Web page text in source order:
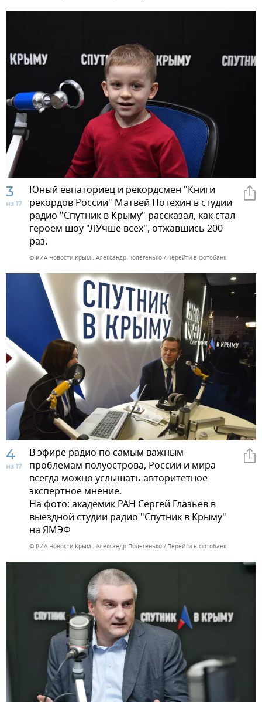
3
из 17
Юный евпаториец и рекордсмен "Книги
рекордов России" Матвей Потехин в студии
радио "Спутник в Крыму" рассказал, как стал
героем шоу "ЛУчше всех", отжавшись 200
раз.
© РИА Новости Крым . Александр Полегенько Перейти в фотобанк
4
из 17
В эфире радио по самым важным
проблемам полуострова, России и мира
всегда можно услышать авторитетное
экспертное мнение.
На фото: академик РАН Сергей Глазьев в
выездной студии радио "Спутник в Крыму"
на ЯМЭФ
© РИА Новости Крым . Александр Полегенько Перейти в фотобанк